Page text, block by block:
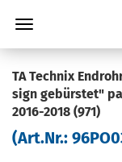
TA Tech­nix
sign ge­bürs­tet"
2016-​2018 (971)
(Art.Nr.: